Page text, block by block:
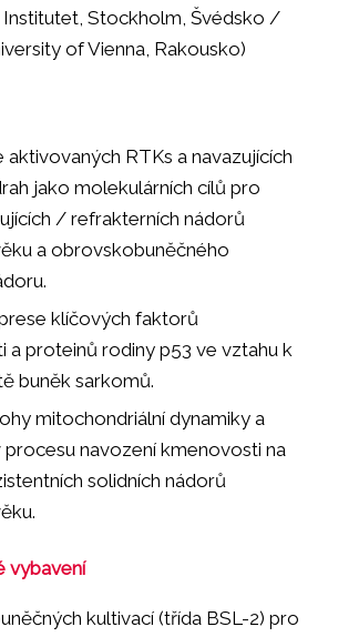
Institutet, Stockholm, Švédsko /
of Vienna, Rakousko)
aktivovaných RTKs a navazujících
jako molekulárních cílů pro
/ refrakterních nádorů
a obrovskobuněčného
klíčových faktorů
a proteinů rodiny p53 ve vztahu k
buněk sarkomů.
mitochondriální dynamiky a
navození kmenovosti na
solidních nádorů
vybavení
kultivací (třída BSL-2) pro